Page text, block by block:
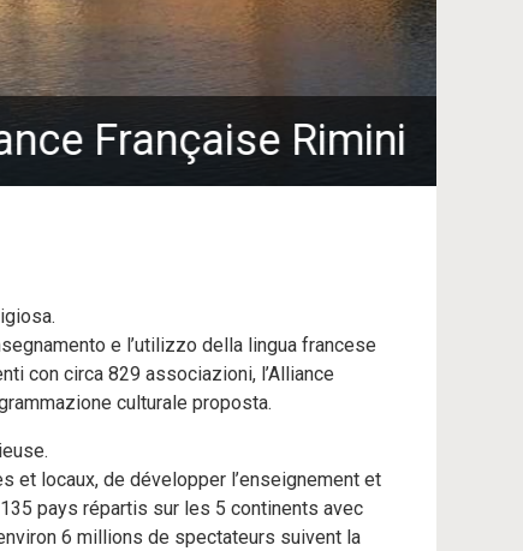
e l’utilizzo della lingua francese
con circa 829 associazioni, l’Alliance
culturale proposta.
et locaux, de développer l’enseignement et
pays répartis sur les 5 continents avec
6 millions de spectateurs suivent la